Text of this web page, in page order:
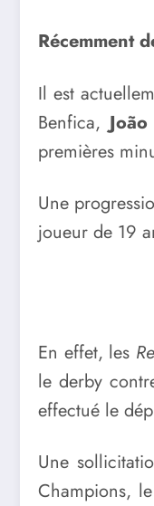
Récemment
Il est
Benfica,
premières
Une
joueur de 19
En effet, les
le derby
effectué le
Une
Champions,